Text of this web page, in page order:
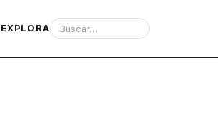
EXPLORA